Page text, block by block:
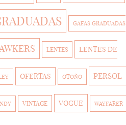
GAFAS GRADUADAS
LENTES LENTES DE
OFERTAS OTOÑO PERSOL
VINTAGE VOGUE WAYFARER